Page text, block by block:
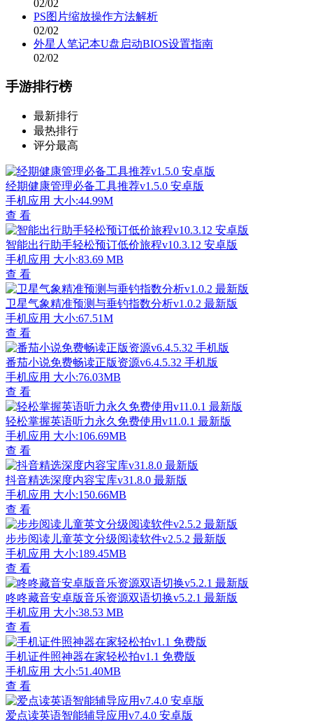
02/02
PS图片缩放操作方法解析
02/02
外星人笔记本U盘启动BIOS设置指南
02/02
手游排行榜
最新排行
最热排行
评分最高
经期健康管理必备工具推荐v1.5.0 安卓版
手机应用 大小:44.99M
查 看
智能出行助手轻松预订低价旅程v10.3.12 安卓版
手机应用 大小:83.69 MB
查 看
卫星气象精准预测与垂钓指数分析v1.0.2 最新版
手机应用 大小:67.51M
查 看
番茄小说免费畅读正版资源v6.4.5.32 手机版
手机应用 大小:76.03MB
查 看
轻松掌握英语听力永久免费使用v11.0.1 最新版
手机应用 大小:106.69MB
查 看
抖音精选深度内容宝库v31.8.0 最新版
手机应用 大小:150.66MB
查 看
步步阅读儿童英文分级阅读软件v2.5.2 最新版
手机应用 大小:189.45MB
查 看
咚咚藏音安卓版音乐资源双语切换v5.2.1 最新版
手机应用 大小:38.53 MB
查 看
手机证件照神器在家轻松拍v1.1 免费版
手机应用 大小:51.40MB
查 看
爱点读英语智能辅导应用v7.4.0 安卓版